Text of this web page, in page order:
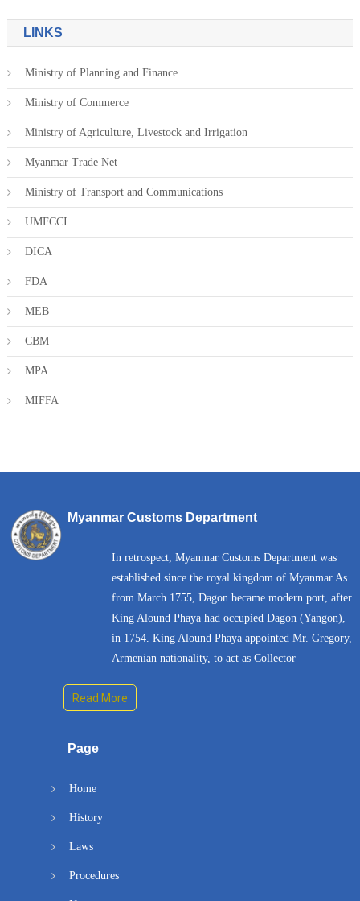
LINKS
Ministry of Planning and Finance
Ministry of Commerce
Ministry of Agriculture, Livestock and Irrigation
Myanmar Trade Net
Ministry of Transport and Communications
UMFCCI
DICA
FDA
MEB
CBM
MPA
MIFFA
Myanmar Customs Department
In retrospect, Myanmar Customs Department was
established since the royal kingdom of Myanmar.As
from March 1755, Dagon became modern port, after
King Alound Phaya had occupied Dagon (Yangon),
in 1754. King Alound Phaya appointed Mr. Gregory,
Armenian nationality, to act as Collector
Read More
Page
Home
History
Laws
Procedures